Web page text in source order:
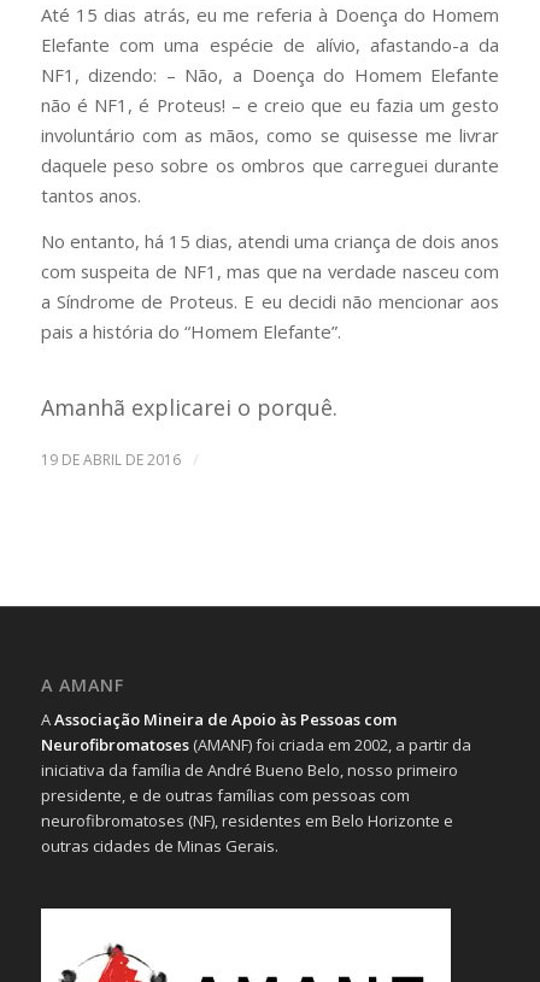
Até 15 dias atrás, eu me referia à Doença do Homem
Elefante com uma espécie de alívio, afastando-a da
NF1, dizendo: – Não, a Doença do Homem Elefante
não é NF1, é Proteus! – e creio que eu fazia um gesto
involuntário com as mãos, como se quisesse me livrar
daquele peso sobre os ombros que carreguei durante
tantos anos.
No entanto, há 15 dias, atendi uma criança de dois anos
com suspeita de NF1, mas que na verdade nasceu com
a Síndrome de Proteus. E eu decidi não mencionar aos
pais a história do “Homem Elefante”.
Amanhã explicarei o porquê.
19 DE ABRIL DE 2016 /
A AMANF
AAssociação Mineira de Apoio às Pessoas com
Neurofibromatoses(AMANF) foi criada em 2002, a partir da
iniciativa da família de André Bueno Belo, nosso primeiro
presidente, e de outras famílias com pessoas com
neurofibromatoses (NF), residentes em Belo Horizonte e
outras cidades de Minas Gerais.